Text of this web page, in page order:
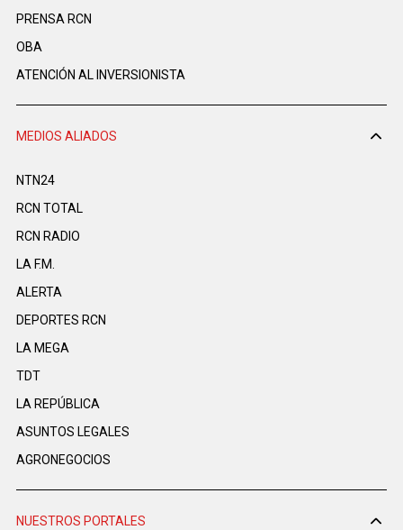
PRENSA RCN
OBA
ATENCIÓN AL INVERSIONISTA
MEDIOS ALIADOS
NTN24
RCN TOTAL
RCN RADIO
LA F.M.
ALERTA
DEPORTES RCN
LA MEGA
TDT
LA REPÚBLICA
ASUNTOS LEGALES
AGRONEGOCIOS
NUESTROS PORTALES